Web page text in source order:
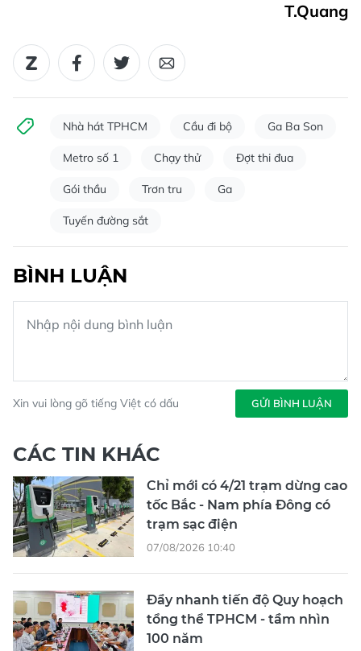
T.Quang
Nhà hát TPHCM Cầu đi bộ Ga Ba Son
Metro số 1 Chạy thử Đợt thi đua
Gói thầu Trơn tru Ga
Tuyến đường sắt
BÌNH LUẬN
Xin vui lòng gõ tiếng Việt có dấu GỬI BÌNH LUẬN
CÁC TIN KHÁC
Chỉ mới có 4/21 trạm dừng cao
tốc Bắc - Nam phía Đông có
trạm sạc điện
07/08/2026 10:40
Đẩy nhanh tiến độ Quy hoạch
tổng thể TPHCM - tầm nhìn
100 năm